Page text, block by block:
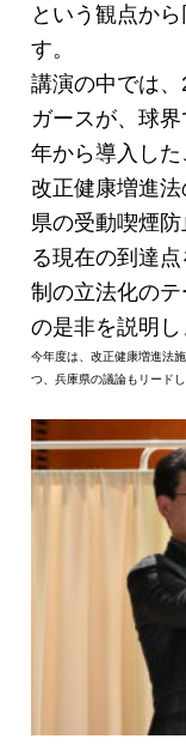
という観点か
す。
講演の中では
ガースが、球
年から導入し
改正健康増進
県の受動喫煙
る現在の到達
制の立法化の
の是非を説明し
今年度は、改正健康増進法
つ、兵庫県の議論もリード